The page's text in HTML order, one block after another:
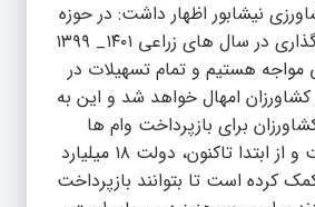
نیشابور اظهار داشت: در حوزه
تسهیلات و سرمایه گذاری در سال های زراعی ۱۴۰۱_ ۱۳۹۹
هستیم و تمام تسهیلات در
امهال خواهد شد و این به
برای بازپرداخت وام ها
تنفس خواهند داشت و از ابتدا تاکنون، دولت ۱۸ میلیارد
کرده است تا بتوانند بازپرداخت